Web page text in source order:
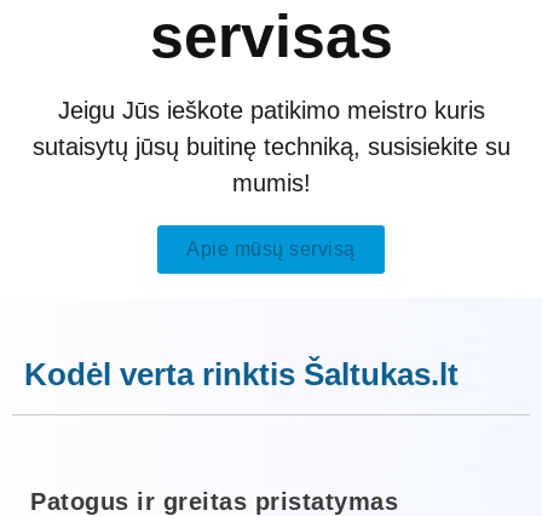
servisas
Jeigu Jūs ieškote patikimo meistro kuris
sutaisytų jūsų buitinę techniką, susisiekite su
mumis!
Apie mūsų servisą
Kodėl verta rinktis Šaltukas.lt
Patogus ir greitas pristatymas